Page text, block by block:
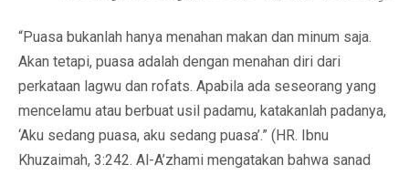
“Puasa bukanlah hanya menahan makan dan minum saja.
Akan tetapi, puasa adalah dengan menahan diri dari
perkataan lagwu dan rofats. Apabila ada seseorang yang
mencelamu atau berbuat usil padamu, katakanlah padanya,
‘Aku sedang puasa, aku sedang puasa’.” (HR. Ibnu
Khuzaimah, 3:242. Al-A’zhami mengatakan bahwa sanad